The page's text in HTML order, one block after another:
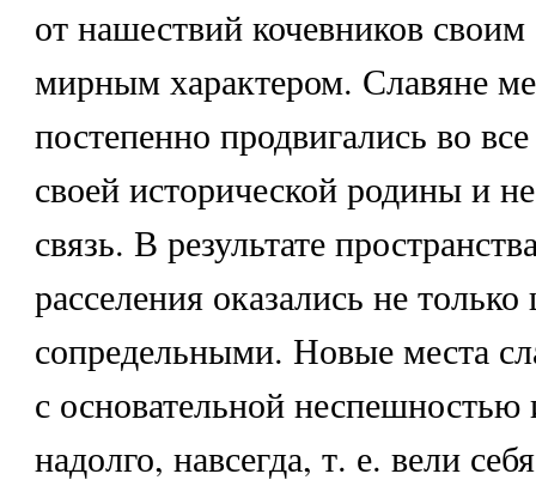
от нашествий кочевников своим
мирным характером. Славяне
постепенно продвигались во
своей исторической родины и
связь. В результате
расселения оказались не
сопредельными. Новые места
с основательной неспешностью
надолго, навсегда, т. е. вели